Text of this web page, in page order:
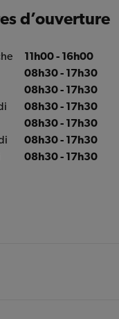
d’ouverture
11h00 - 16h00
08h30 - 17h30
08h30 - 17h30
08h30 - 17h30
08h30 - 17h30
08h30 - 17h30
08h30 - 17h30